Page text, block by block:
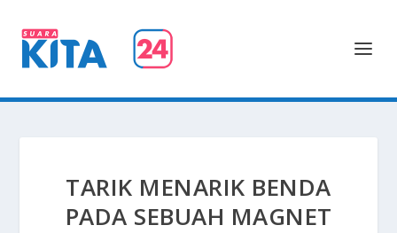
TARIK MENARIK BENDA
PADA SEBUAH MAGNET